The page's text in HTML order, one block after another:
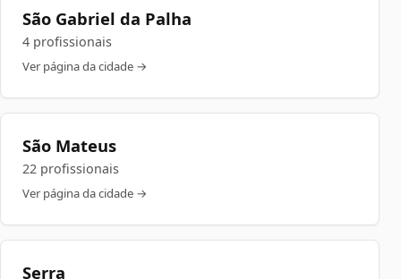
São Gabriel da Palha
4 profissionais
Ver página da cidade →
São Mateus
22 profissionais
Ver página da cidade →
Serra